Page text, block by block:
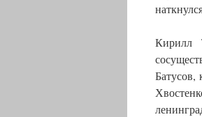
Кирилл
Батусов,